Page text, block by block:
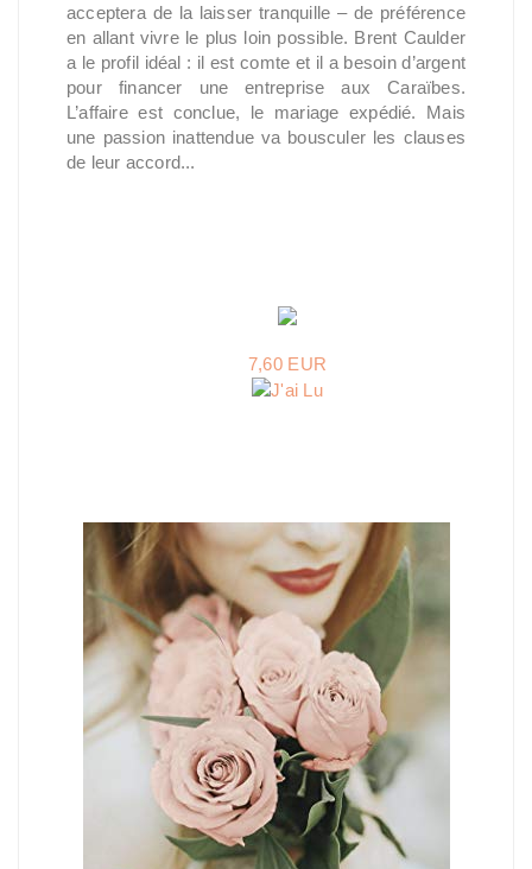
acceptera de la laisser tranquille – de préférence
en allant vivre le plus loin possible. Brent Caulder
a le profil idéal : il est comte et il a besoin d’argent
pour financer une entreprise aux Caraïbes.
L’affaire est conclue, le mariage expédié. Mais
une passion inattendue va bousculer les clauses
de leur accord...
7,60 EUR